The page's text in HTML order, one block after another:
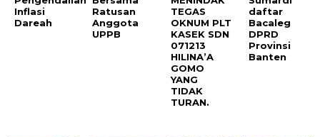
Inflasi
Dareah
Ratusan
Anggota
UPPB
TEGAS
OKNUM PLT
KASEK SDN
071213
HILINA’A
GOMO
YANG
TIDAK
TURAN.
daftar
Bacaleg
DPRD
Provinsi
Banten